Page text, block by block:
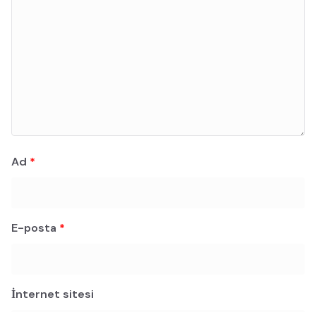
Ad *
E-posta *
İnternet sitesi